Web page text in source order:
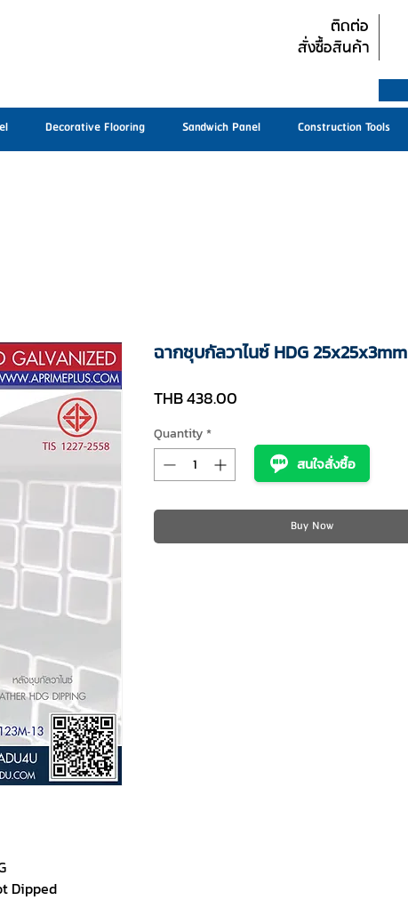
ติดต่อ
สั่งซื้อสินค้า
Decorative Flooring Sandwich Panel Construction Tools
Dipped
ฉากชุบกัลวาไนซ์ HDG 25x25x3mm
THB 438.00
Quantity*
สนใจสั่งซื้อ
Buy Now